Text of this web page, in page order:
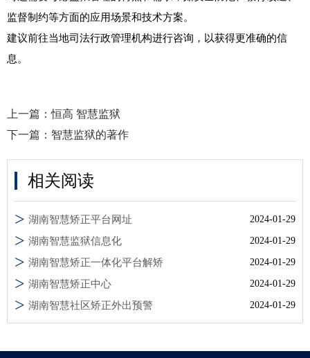
监督制约等方面的应用场景和技术方案。
建议前往当地司法行政管理机构进行咨询，以获得更准确的信
息。
上一篇：恒高 智慧监狱
下一篇： 智慧监狱的著作
相关阅读
湖南智慧矫正平台网址 2024-01-29
湖南智慧监狱信息化 2024-01-29
湖南智慧矫正一体化平台解矫 2024-01-29
湖南智慧矫正中心 2024-01-29
湖南智慧社区矫正外出预警 2024-01-29